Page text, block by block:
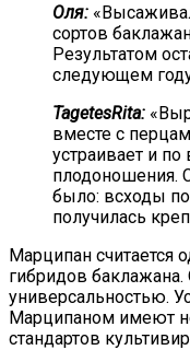
Оля:
сортов
Результатом
следующем
TagetesRita:
вместе с
устраивает и по
плодоношения.
было: всходы
получилась
Марципан считается
гибридов баклажана.
универсальностью.
Марципаном имеют
стандартов